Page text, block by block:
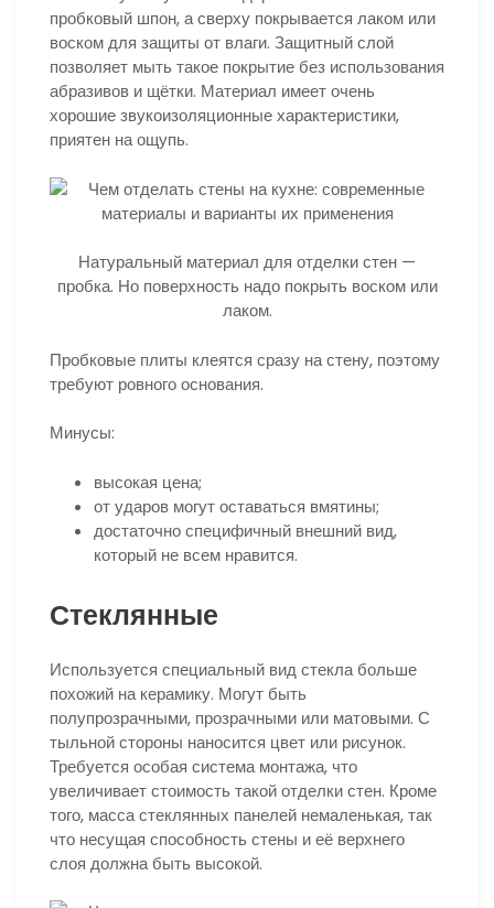
пробковый шпон, а сверху покрывается лаком или
воском для защиты от влаги. Защитный слой
позволяет мыть такое покрытие без использования
абразивов и щётки. Материал имеет очень
хорошие звукоизоляционные характеристики,
приятен на ощупь.
Натуральный материал для отделки стен —
пробка. Но поверхность надо покрыть воском или
лаком.
Пробковые плиты клеятся сразу на стену, поэтому
требуют ровного основания.
Минусы:
высокая цена;
от ударов могут оставаться вмятины;
достаточно специфичный внешний вид,
который не всем нравится.
Стеклянные
Используется специальный вид стекла больше
похожий на керамику. Могут быть
полупрозрачными, прозрачными или матовыми. С
тыльной стороны наносится цвет или рисунок.
Требуется особая система монтажа, что
увеличивает стоимость такой отделки стен. Кроме
того, масса стеклянных панелей немаленькая, так
что несущая способность стены и её верхнего
слоя должна быть высокой.